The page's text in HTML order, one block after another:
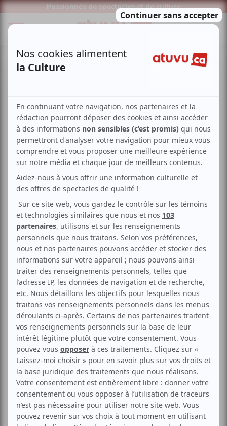
Passionnés de spectacles et de culture
Théâtre Variété Musical Création
Cabaret 10/20
Voir les avis -->
Aucune offre promotionnelle
disponible
Soyez les premiers avisés dès qu'il y aura une offre promo
pour Cabaret 10/20:INSCRIVEZ-VOUS
Cabaret 10/20 - Archives vivantes et autres rites de